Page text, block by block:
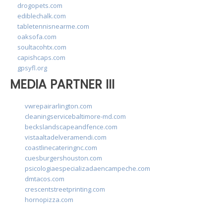
drogopets.com
ediblechalk.com
tabletennisnearme.com
oaksofa.com
soultacohtx.com
capishcaps.com
gpsyfl.org
MEDIA PARTNER III
vwrepairarlington.com
cleaningservicebaltimore-md.com
beckslandscapeandfence.com
vistaaltadelveramendi.com
coastlinecateringnc.com
cuesburgershouston.com
psicologiaespecializadaencampeche.com
dmtacos.com
crescentstreetprinting.com
hornopizza.com